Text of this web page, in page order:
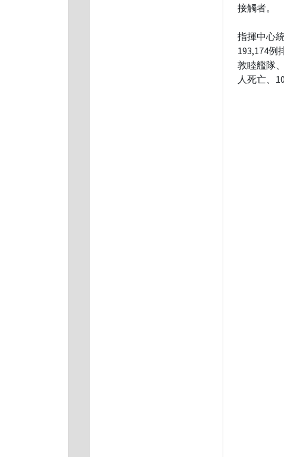
接觸者。
指揮中心
193,174例
敦睦艦隊
人死亡、